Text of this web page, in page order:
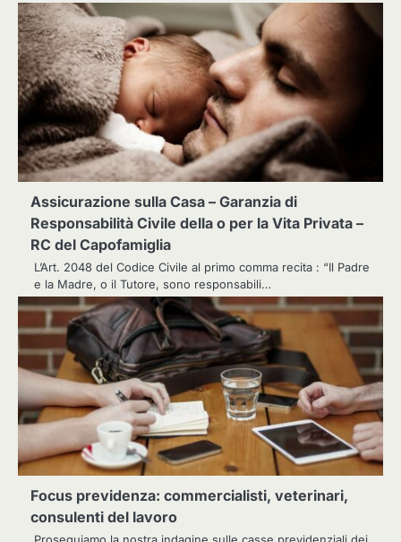
Assicurazione sulla Casa – Garanzia di
Responsabilità Civile della o per la Vita Privata –
RC del Capofamiglia
L’Art. 2048 del Codice Civile al primo comma recita : “Il Padre
e la Madre, o il Tutore, sono responsabili…
Focus previdenza: commercialisti, veterinari,
consulenti del lavoro